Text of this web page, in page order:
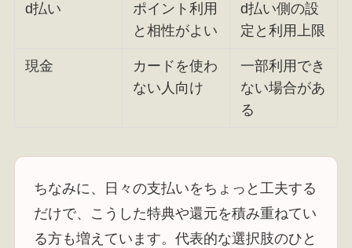
d払い
ポイント利用
と相性がよい
d払い側の設
定と利用上限
現金
カードを使わ
ない人向け
一部利用でき
ない場合があ
る
ちなみに、日々の支払いをちょっと工夫する
だけで、こうした特典や還元を積み重ねてい
る方も増えています。代表的な選択肢のひと